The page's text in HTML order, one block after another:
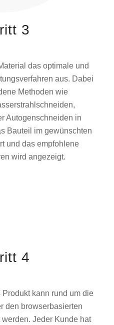
3
das optimale und
aus. Dabei
Methoden wie
Autogenschneiden in
Bauteil im gewünschten
und das empfohlene
wird angezeigt.
4
kann rund um die
den browserbasierten
Jeder Kunde hat